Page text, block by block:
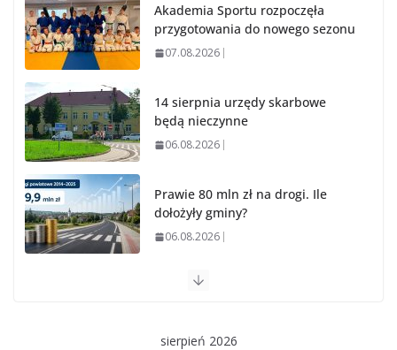
Akademia Sportu rozpoczęła
przygotowania do nowego sezonu
07.08.2026
14 sierpnia urzędy skarbowe
będą nieczynne
06.08.2026
Prawie 80 mln zł na drogi. Ile
dołożyły gminy?
06.08.2026
Szkoła we Władysławowie
sierpień 2026